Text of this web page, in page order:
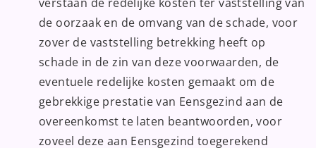
de oorzaak en de omvang van de schade, voor
zover de vaststelling betrekking heeft op
schade in de zin van deze voorwaarden, de
eventuele redelijke kosten gemaakt om de
gebrekkige prestatie van Eensgezind aan de
overeenkomst te laten beantwoorden, voor
zoveel deze aan Eensgezind toegerekend